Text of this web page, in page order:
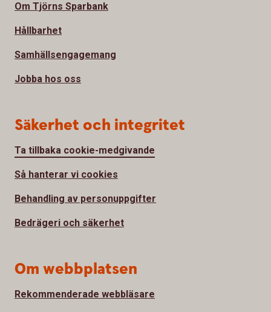
Om Tjörns Sparbank
Hållbarhet
Samhällsengagemang
Jobba hos oss
Säkerhet och integritet
Ta tillbaka cookie-medgivande
Så hanterar vi cookies
Behandling av personuppgifter
Bedrägeri och säkerhet
Om webbplatsen
Rekommenderade webbläsare